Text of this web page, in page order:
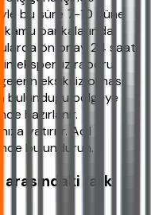
bu süre 7-10 güne
kamu bankalarında
ön onay 24 saat
ekspertiz raporu
eksiksiz olması
bulunduğu bölgeye
hazırlanır.
yatırılır. Acil
bulundurun.
arasındaki fark